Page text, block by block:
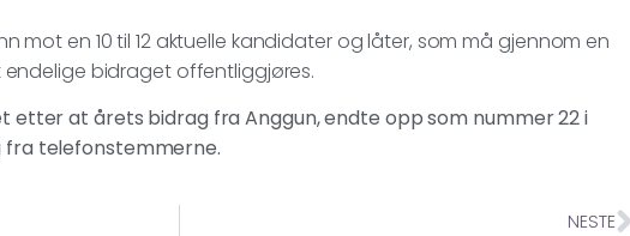
mot en 10 til 12 aktuelle kandidater og låter, som må gjennom en
bidraget offentliggjøres.
etter at årets bidrag fra Anggun, endte opp som nummer 22 i
fra telefonstemmerne.
NESTE